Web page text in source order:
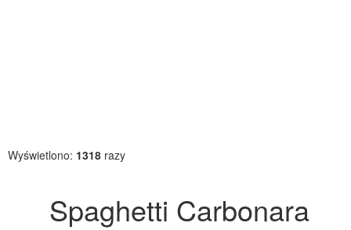
Wyświetlono: 1318 razy
Spaghetti Carbonara